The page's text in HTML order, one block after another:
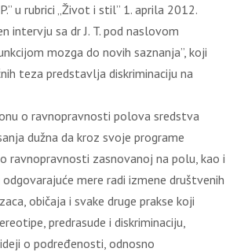
u rubrici „Život i stil” 1. aprila 2012.
intervju sa dr J. T. pod naslovom
mozga do novih saznanja”, koji
teza predstavlja diskriminaciju na
o ravnopravnosti polova sredstva
dužna da kroz svoje programe
ravnopravnosti zasnovanoj na polu, kao i
mere radi izmene društvenih
običaja i svake druge prakse koji
predrasude i diskriminaciju,
o podređenosti, odnosno